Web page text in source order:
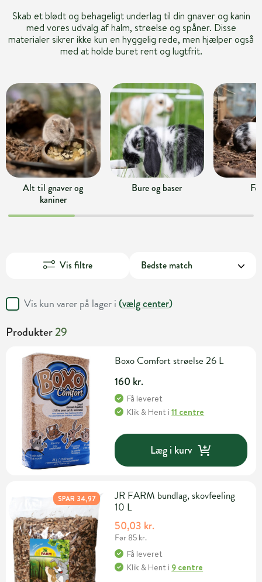
Skab et blødt og behageligt underlag til din gnaver og kanin
med vores udvalg af halm, strøelse og spåner. Disse
materialer sikrer ikke kun en hyggelig rede, men hjælper også
med at holde buret rent og lugtfrit.
Alt til gnaver og
kaniner
Bure og baser
Vis filtre
Vis kun varer på lager i (vælg center)
Produkter29
Boxo Comfort strøelse 26 L
160 kr.
Få leveret
Klik & Hent i11 centre
Læg i kurv
SPAR 34,97
JR FARM bundlag, skovfeeling
10 L
50,03 kr.
Før 85 kr.
Få leveret
Klik & Hent i 9 centre